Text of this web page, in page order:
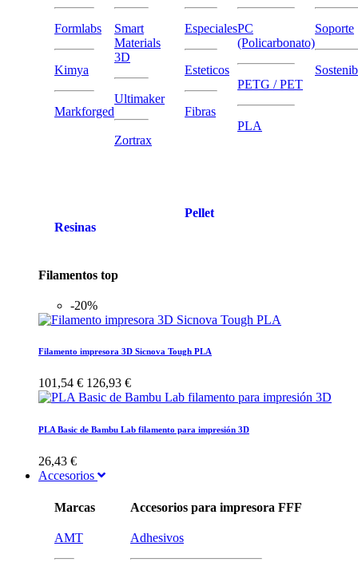
Formlabs
Kimya
Markforged
Smart
Materials
3D
Ultimaker
Zortrax
Resinas
Especiales
Esteticos
Fibras
PC
(Policarbonato)
PETG / PET
PLA
Soporte
Pellet
Filamentos top
-20%
Filamento impresora 3D Sicnova Tough PLA
101,54 € 126,93 €
PLA Basic de Bambu Lab filamento para impresión 3D
26,43 €
Accesorios
Marcas
AMT
Accesorios para impresora FFF
Adhesivos